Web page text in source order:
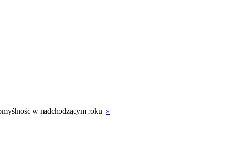
w nadchodzącym roku. »